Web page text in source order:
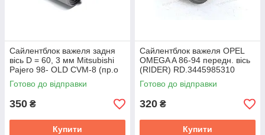
Сайлентблок важеля задня
вісь D = 60, 3 мм Mitsubishi
Pajero 98- OLD CVM-8 (пр.о
CTR) GV0358
Готово до відправки
350 ₴
Купити
Сайлентблок важеля OPEL
OMEGA A 86-94 передн. вісь
(RIDER) RD.3445985310
Готово до відправки
320 ₴
Купити